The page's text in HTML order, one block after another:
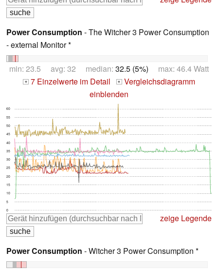
Power Consumption - The Witcher 3 Power Consumption
- external Monitor *
min: 23.5 avg: 32 median: 32.5 (5%) max: 46.4 Watt
+ 7 Einzelwerte im Detail + Vergleichsdiagramm
einblenden
0
5
10
15
20
25
30
35
40
45
50
55
60
zeige Legende
Power Consumption - Witcher 3 Power Consumption *